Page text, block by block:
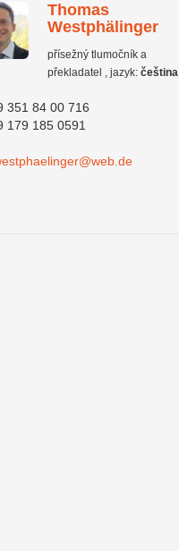
Thomas
Westphälinger
přísežný tlumočník a
překladatel , jazyk: čeština
351 84 00 716
179 185 0591